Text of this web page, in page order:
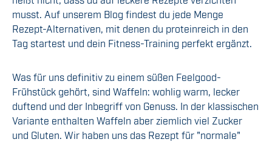
musst. Auf unserem Blog findest du jede Menge
Rezept-Alternativen, mit denen du proteinreich in den
Tag startest und dein Fitness-Training perfekt ergänzt.
Was für uns definitiv zu einem süßen Feelgood-
Frühstück gehört, sind Waffeln: wohlig warm, lecker
duftend und der Inbegriff von Genuss. In der klassischen
Variante enthalten Waffeln aber ziemlich viel Zucker
und Gluten. Wir haben uns das Rezept für "normale"